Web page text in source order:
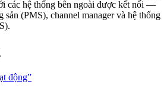
các hệ thống bên ngoài được kết nối —
sản (PMS), channel manager và hệ thống
động”